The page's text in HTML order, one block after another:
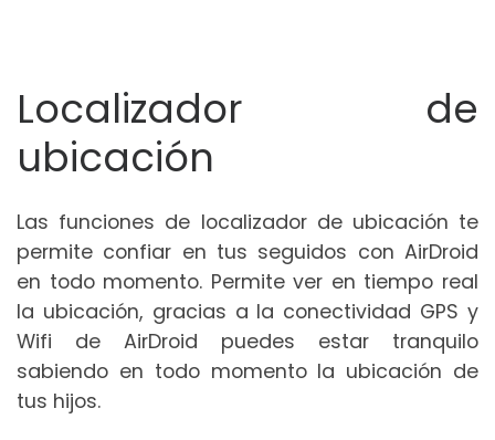
Localizador de
ubicación
Las funciones de localizador de ubicación te
permite confiar en tus seguidos con AirDroid
en todo momento. Permite ver en tiempo real
la ubicación, gracias a la conectividad GPS y
Wifi de AirDroid puedes estar tranquilo
sabiendo en todo momento la ubicación de
tus hijos.